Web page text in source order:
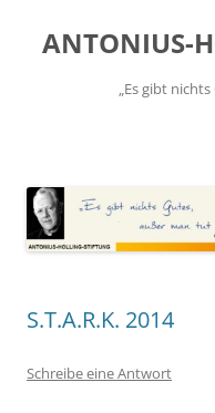
springen
ANTONIUS-
„Es gibt
S.T.A.R.K. 2014
Schreibe eine Antwort